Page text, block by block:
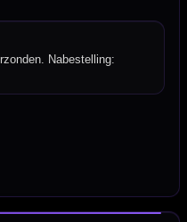
Nabestelling: